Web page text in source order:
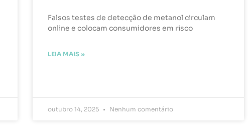
Falsos testes de detecção de metanol circulam
online e colocam consumidores em risco
LEIA MAIS »
outubro 14, 2025 Nenhum comentário